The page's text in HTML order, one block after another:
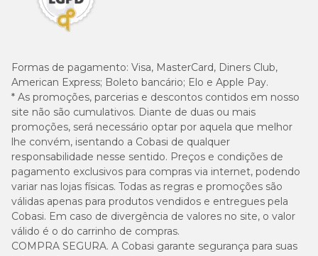
Formas de pagamento: Visa, MasterCard, Diners Club,
American Express; Boleto bancário; Elo e Apple Pay.
* As promoções, parcerias e descontos contidos em nosso
site não são cumulativos. Diante de duas ou mais
promoções, será necessário optar por aquela que melhor
lhe convém, isentando a Cobasi de qualquer
responsabilidade nesse sentido. Preços e condições de
pagamento exclusivos para compras via internet, podendo
variar nas lojas físicas. Todas as regras e promoções são
válidas apenas para produtos vendidos e entregues pela
Cobasi. Em caso de divergência de valores no site, o valor
válido é o do carrinho de compras.
COMPRA SEGURA. A Cobasi garante segurança para suas